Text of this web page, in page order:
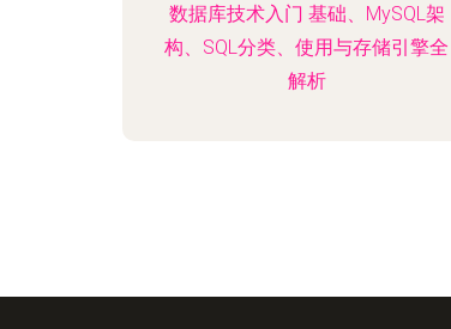
数据库技术入门 基础、MySQL架
构、SQL分类、使用与存储引擎全
解析